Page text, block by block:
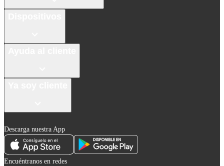
Descarga nuestra App
Encuéntranos en redes